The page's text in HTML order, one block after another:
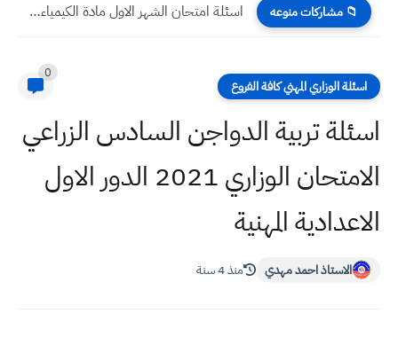
📁 مشاركات منوعه اسئلة امتحان الشهر الاول مادة الكيمياء صف ثالث متوسط
اسئلة الوزاري المهني كافة الفروع
0
اسئلة تربية الدواجن السادس الزراعي
الامتحان الوزاري 2021 الدور الاول
الاعدادية المهنية
الاستاذ احمد مهدي منذ 4 سنة